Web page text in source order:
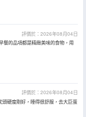
評價於：2026年08月04日
餐的品項都是精緻美味的食物，用
評價於：2026年08月04日
硬度剛好，睡得很舒服，去大巨蛋